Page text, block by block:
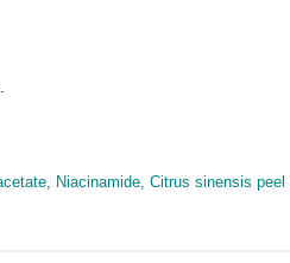
Niacinamide, Citrus sinensis